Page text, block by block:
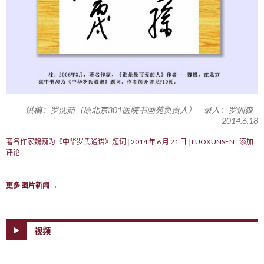
供稿：罗沈茹（原北京301医院书画苑负责人） 录入：罗训森
2014.6.18
著名作家魏巍为《中华罗氏通谱》题词 2014 年 6 月 21 日 LUOXUNSEN 添加
评论
更多 图片新闻 →
视频